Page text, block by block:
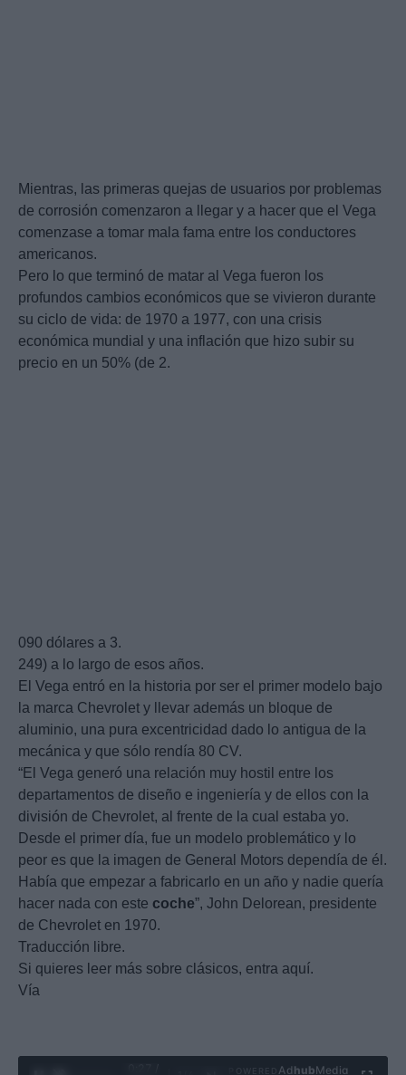
Mientras, las primeras quejas de usuarios por problemas
de corrosión comenzaron a llegar y a hacer que el Vega
comenzase a tomar mala fama entre los conductores
americanos.
Pero lo que terminó de matar al Vega fueron los
profundos cambios económicos que se vivieron durante
su ciclo de vida: de 1970 a 1977, con una crisis
económica mundial y una inflación que hizo subir su
precio en un 50% (de 2.
090 dólares a 3.
249) a lo largo de esos años.
El Vega entró en la historia por ser el primer modelo bajo
la marca Chevrolet y llevar además un bloque de
aluminio, una pura excentricidad dado lo antigua de la
mecánica y que sólo rendía 80 CV.
“El Vega generó una relación muy hostil entre los
departamentos de diseño e ingeniería y de ellos con la
división de Chevrolet, al frente de la cual estaba yo.
Desde el primer día, fue un modelo problemático y lo
peor es que la imagen de General Motors dependía de él.
Había que empezar a fabricarlo en un año y nadie quería
hacer nada con este coche”, John Delorean, presidente
de Chevrolet en 1970.
Traducción libre.
Si quieres leer más sobre clásicos, entra aquí.
Vía
Ad hubMedia